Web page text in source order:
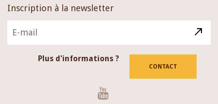
Inscription à la newsletter
Plus d'informations ?
CONTACT